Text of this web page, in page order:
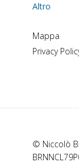
Altro
Mappa
Privacy
© Niccolò